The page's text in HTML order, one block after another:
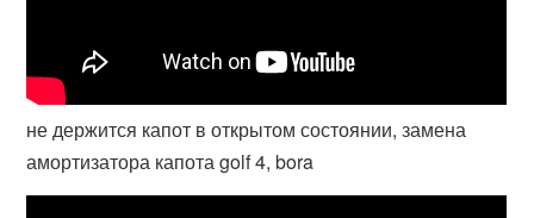
не держится капот в открытом состоянии, замена
амортизатора капота golf 4, bora